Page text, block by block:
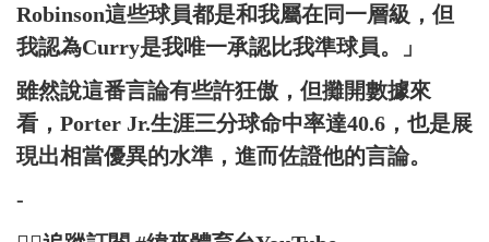
Robinson這些球員都是和我屬在同一層級，但
我認為Curry是我唯一承認比我準球員。」
雖然說這番言論有些許狂傲，但攤開數據來
看，Porter Jr.生涯三分球命中率達40.6，也是展
現出相當優異的水準，進而佐證他的言論。
-